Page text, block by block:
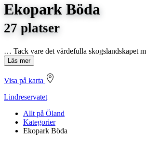
Ekopark Böda
27 platser
… Tack vare det värdefulla skogslandskapet
Läs mer
Visa på karta
Lindreservatet
Allt på Öland
Kategorier
Ekopark Böda